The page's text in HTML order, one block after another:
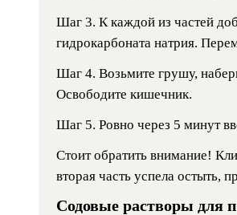
Шаг 3. К каждой из частей
гидрокарбоната натрия.
Шаг 4. Возьмите грушу,
Освободите кишечник.
Шаг 5. Ровно через 5 минут
Стоит обратить внимание!
вторая часть успела остыть,
Содовые растворы для